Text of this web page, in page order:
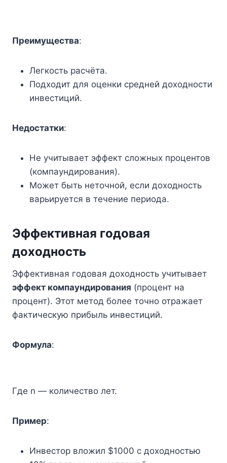
Преимущества:
Легкость расчёта.
Подходит для оценки средней доходности
инвестиций.
Недостатки:
Не учитывает эффект сложных процентов
(компаундирования).
Может быть неточной, если доходность
варьируется в течение периода.
Эффективная годовая
доходность
Эффективная годовая доходность учитывает
эффект компаундирования (процент на
процент). Этот метод более точно отражает
фактическую прибыль инвестиций.
Формула:
Где n — количество лет.
Пример:
Инвестор вложил $1000 с доходностью